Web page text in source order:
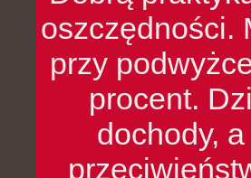
oszczędności.
przy
procent.
dochody,